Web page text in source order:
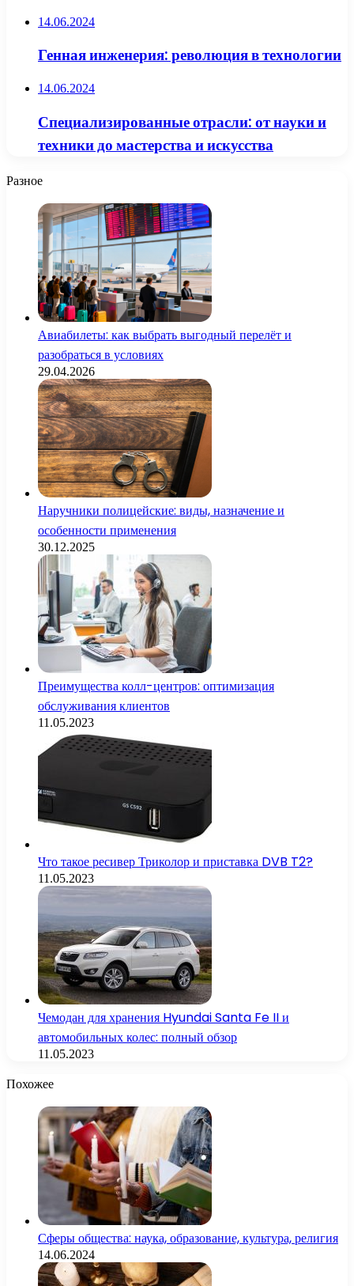
14.06.2024
Генная инженерия: революция в технологии
14.06.2024
Специализированные отрасли: от науки и
техники до мастерства и искусства
Разное
Авиабилеты: как выбрать выгодный перелёт и
разобраться в условиях
29.04.2026
Наручники полицейские: виды, назначение и
особенности применения
30.12.2025
Преимущества колл-центров: оптимизация
обслуживания клиентов
11.05.2023
Что такое ресивер Триколор и приставка DVB T2?
11.05.2023
Чемодан для хранения Hyundai Santa Fe II и
автомобильных колес: полный обзор
11.05.2023
Похожее
Сферы общества: наука, образование, культура, религия
14.06.2024